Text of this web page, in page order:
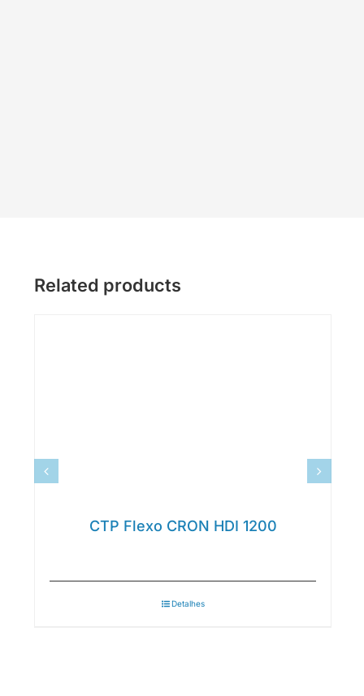
Related products
CTP Flexo CRON HDI 1200
Detalhes